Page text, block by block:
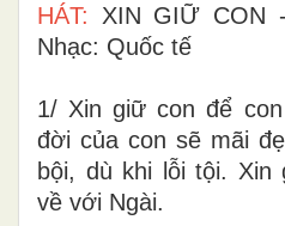
HÁT: XIN GIỮ CON
Nhạc: Quốc tế
1/ Xin giữ con để
đời của con sẽ mãi
bội, dù khi lỗi tội. Xin
về với Ngài.